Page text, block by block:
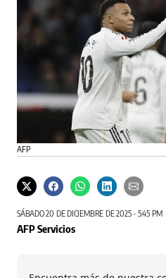
AFP
SÁBADO 20 DE DICIEMBRE DE 2025 - 5:45 PM
AFP Servicios